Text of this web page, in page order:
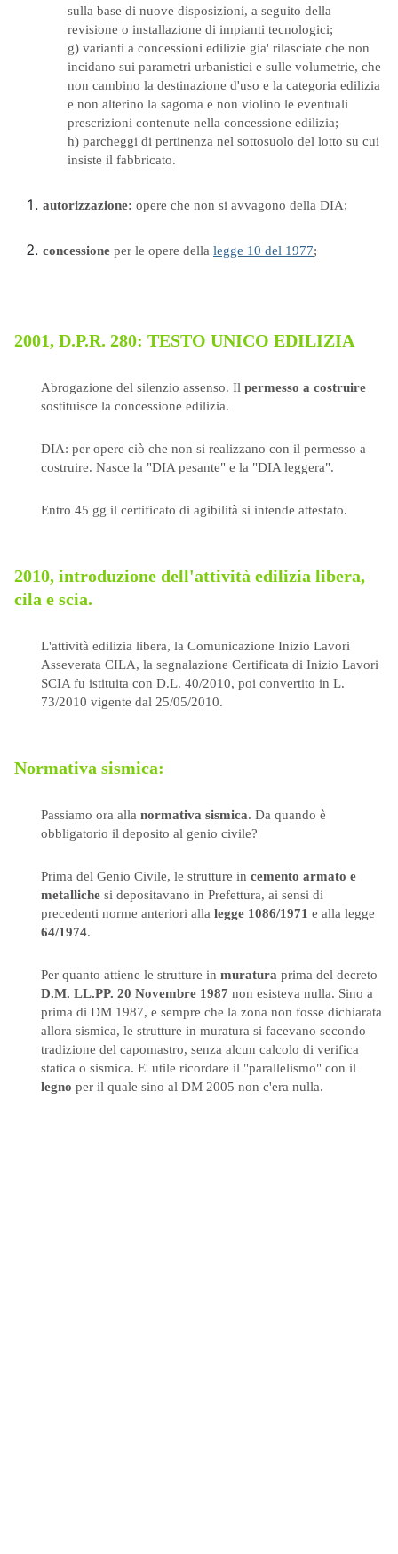
sulla base di nuove disposizioni, a seguito della
revisione o installazione di impianti tecnologici;
g) varianti a concessioni edilizie gia' rilasciate che non
incidano sui parametri urbanistici e sulle volumetrie, che
non cambino la destinazione d'uso e la categoria edilizia
e non alterino la sagoma e non violino le eventuali
prescrizioni contenute nella concessione edilizia;
h) parcheggi di pertinenza nel sottosuolo del lotto su cui
insiste il fabbricato.
autorizzazione: opere che non si avvagono della DIA;
concessione per le opere della legge 10 del 1977;
2001, D.P.R. 280: TESTO UNICO EDILIZIA
Abrogazione del silenzio assenso. Il permesso a costruire
sostituisce la concessione edilizia.
DIA: per opere ciò che non si realizzano con il permesso a
costruire. Nasce la "DIA pesante" e la "DIA leggera".
Entro 45 gg il certificato di agibilità si intende attestato.
2010, introduzione dell'attività edilizia libera,
cila e scia.
L'attività edilizia libera, la Comunicazione Inizio Lavori
Asseverata CILA, la segnalazione Certificata di Inizio Lavori
SCIA fu istituita con D.L. 40/2010, poi convertito in L.
73/2010 vigente dal 25/05/2010.
Normativa sismica:
Passiamo ora alla normativa sismica. Da quando è
obbligatorio il deposito al genio civile?
Prima del Genio Civile, le strutture in cemento armato e
metalliche si depositavano in Prefettura, ai sensi di
precedenti norme anteriori alla legge 1086/1971 e alla legge
64/1974.
Per quanto attiene le strutture in muratura prima del decreto
D.M. LL.PP. 20 Novembre 1987 non esisteva nulla. Sino a
prima di DM 1987, e sempre che la zona non fosse dichiarata
allora sismica, le strutture in muratura si facevano secondo
tradizione del capomastro, senza alcun calcolo di verifica
statica o sismica. E' utile ricordare il "parallelismo" con il
legno per il quale sino al DM 2005 non c'era nulla.